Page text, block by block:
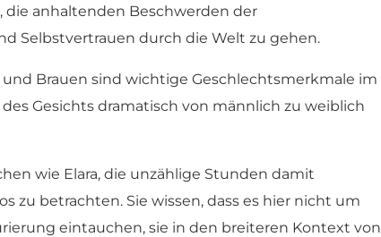
die anhaltenden Beschwerden der
Selbstvertrauen durch die Welt zu gehen.
Brauen sind wichtige Geschlechtsmerkmale im
Gesichts dramatisch von männlich zu weiblich
wie Elara, die unzählige Stunden damit
zu betrachten. Sie wissen, dass es hier nicht um
eintauchen, sie in den breiteren Kontext von